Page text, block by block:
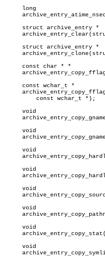
     long
     struct archive_entry *
     struct archive_entry *
     const char * *
     const wchar_t *
     void
     void
     void
     void
     void
     void
     void
     void